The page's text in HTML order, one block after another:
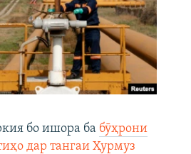
бо ишора ба бӯҳрони
дар тангаи Ҳурмуз